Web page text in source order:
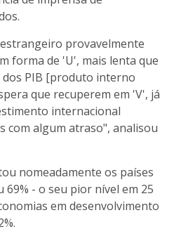
provavelmente
forma de 'U', mais lenta que
PIB [produto interno
que recuperem em 'V', já
internacional
com algum atraso", analisou
nomeadamente os países
69% - o seu pior nível em 25
em desenvolvimento